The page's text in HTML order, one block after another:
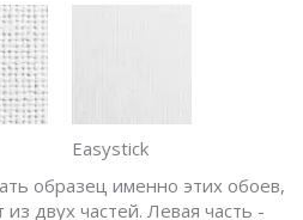
Easystick
образец именно этих обоев,
двух частей. Левая часть -